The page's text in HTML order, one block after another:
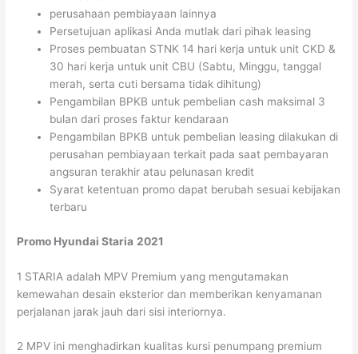
perusahaan pembiayaan lainnya
Persetujuan aplikasi Anda mutlak dari pihak leasing
Proses pembuatan STNK 14 hari kerja untuk unit CKD &
30 hari kerja untuk unit CBU (Sabtu, Minggu, tanggal
merah, serta cuti bersama tidak dihitung)
Pengambilan BPKB untuk pembelian cash maksimal 3
bulan dari proses faktur kendaraan
Pengambilan BPKB untuk pembelian leasing dilakukan di
perusahan pembiayaan terkait pada saat pembayaran
angsuran terakhir atau pelunasan kredit
Syarat ketentuan promo dapat berubah sesuai kebijakan
terbaru
Promo Hyundai Staria 2021
1 STARIA adalah MPV Premium yang mengutamakan
kemewahan desain eksterior dan memberikan kenyamanan
perjalanan jarak jauh dari sisi interiornya.
2 MPV ini menghadirkan kualitas kursi penumpang premium